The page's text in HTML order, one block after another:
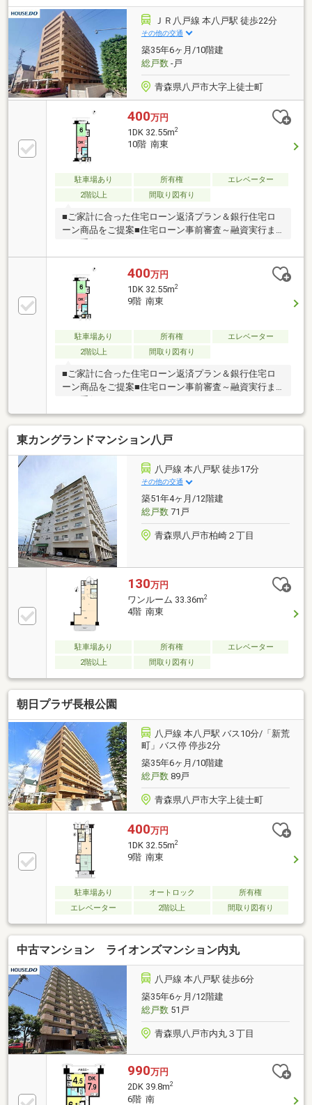
ＪＲ八戸線 本八戸駅 徒歩22分
その他の交通
築35年6ヶ月/10階建
総戸数-戸
青森県八戸市大字上徒士町
400万円
1DK 32.55m2
10階 南東
駐車場あり 所有権
エレベーター
2階以上
間取り図有り
■ご家計に合った住宅ローン返済プラン＆銀行住宅ロ
ーン商品をご提案■住宅ローン事前審査～融資実行ま
≫▽6帖の和室は、バルコニーに面しており、開放感
があります！▽玄関にはシューズボックスがあり、玄
関周りもスッキリ片付きます◎▽部屋数は多くいらな
いという方にピッタリの、無駄なく過ごせる1DK！≪
周辺環境≫▽マックスバリュ 八戸上組店まで徒歩3分
(約170m)▽八戸市立図書館まで徒歩4分(約280m)物件
の見学をご希望の方は【見学予約する】物件の詳細を
知りたい方は【資料請求・お問合せ】よりお気軽にお
400万円
1DK 32.55m2
9階 南東
駐車場あり 所有権
エレベーター
2階以上
間取り図有り
■ご家計に合った住宅ローン返済プラン＆銀行住宅ロ
ーン商品をご提案■住宅ローン事前審査～融資実行ま
≫▽お料理を楽しむダイニングと、ホッと一息つく6
帖の和室をしっかり分けられる間取りです！▽玄関を
開けても部屋が丸見えにならないため、配達を受け取
る時もプライバシーを守れて安心◎▽マックスバリュ
八戸上組店まで徒歩3分と毎日のお買い物も楽ちんで
す♪≪周辺環境≫▽マックスバリュ 八戸上組店まで徒
歩3分(約170m)物件の見学をご希望の方は【見学予約
する】物件の詳細を知りたい方は【資料請求・お問合
せ】よりお気軽にお問合せくださいませ♪
東カングランドマンション八戸
八戸線 本八戸駅 徒歩17分
その他の交通
築51年4ヶ月/12階建
総戸数71戸
青森県八戸市柏崎２丁目
130万円
ワンルーム 33.36m2
4階 南東
駐車場あり 所有権
エレベーター
2階以上
間取り図有り
朝日プラザ長根公園
八戸線 本八戸駅 バス10分/「新荒
町」バス停 停歩2分
築35年6ヶ月/10階建
総戸数89戸
青森県八戸市大字上徒士町
400万円
1DK 32.55m2
9階 南東
駐車場あり オートロック
所有権
エレベーター
2階以上 間取り図有り
中古マンション ライオンズマンション内丸
八戸線 本八戸駅 徒歩6分
築35年6ヶ月/12階建
総戸数51戸
青森県八戸市内丸３丁目
990万円
2DK 39.8m2
6階 南